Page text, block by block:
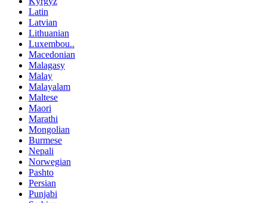
Latin
Latvian
Lithuanian
Luxembou..
Macedonian
Malagasy
Malay
Malayalam
Maltese
Maori
Marathi
Mongolian
Burmese
Nepali
Norwegian
Pashto
Persian
Punjabi